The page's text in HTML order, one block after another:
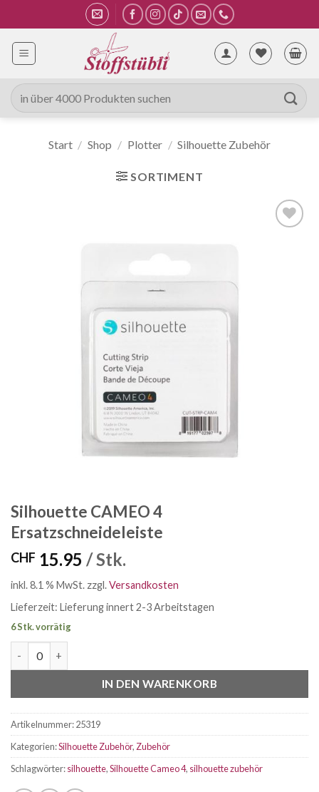
Inhalt
springen
Suche
nach:
Start / Shop / Plotter / Silhouette Zubehör
SORTIMENT
Silhouette CAMEO 4
Ersatzschneideleiste
CHF 15.95 / Stk.
inkl. 8.1 % MwSt. zzgl.Versandkosten
Lieferzeit: Lieferung innert 2-3 Arbeitstagen
6 Stk. vorrätig
IN DEN WARENKORB
Artikelnummer:25319
Kategorien:Silhouette Zubehör, Zubehör
Schlagwörter:silhouette,Silhouette Cameo 4, silhouette zubehör